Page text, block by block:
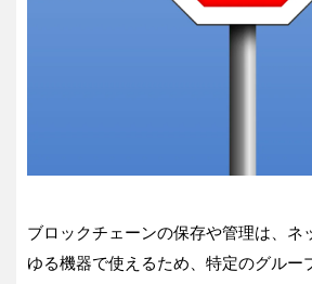
ブロックチェーンの保存や管理は、ネ
ゆる機器で使えるため、特定のグルー